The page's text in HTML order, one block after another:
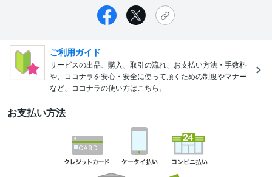
ご利用ガイド
サービスの出品、購入、取引の流れ、お支払い方法・手数料
や、ココナラを安心・安全に使って頂くための制度やマナー
など、ココナラの使い方はこちら。
お支払い方法